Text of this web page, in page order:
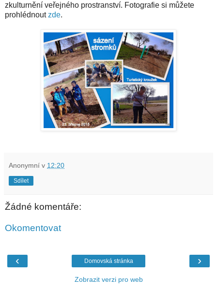
zkulturnění veřejného prostranství. Fotografie si můžete
prohlédnoutzde.
Anonymní v 12:20
Sdílet
Žádné komentáře:
Okomentovat
‹ ›
Domovská stránka
Zobrazit verzi pro web